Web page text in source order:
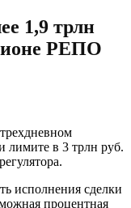
1,9 трлн
РЕПО
лимите в 3 трлн руб.
исполнения сделки
процентная